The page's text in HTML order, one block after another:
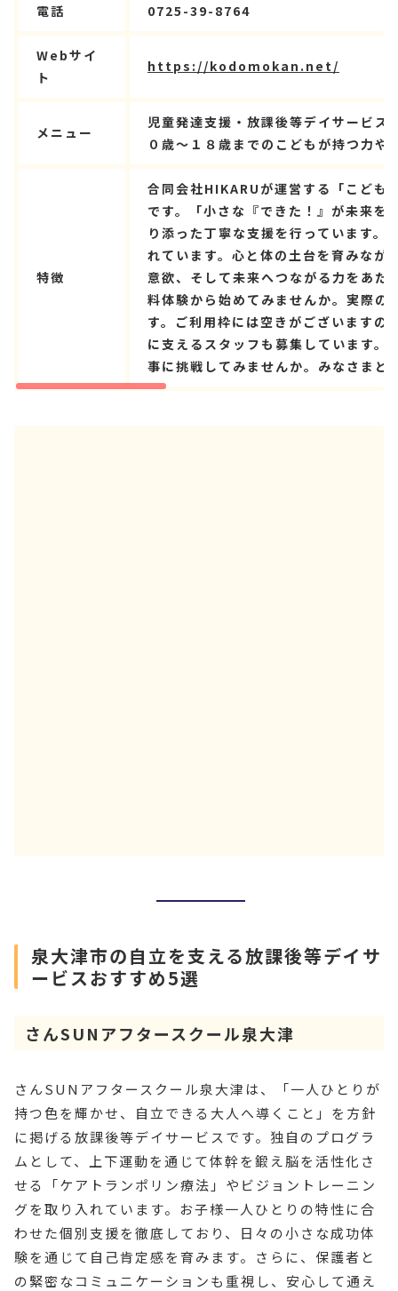
電話 0725-39-8764
Webサイ
ト
https://kodomokan.net/
メニュー
児童発達支援・放課後等デイサービス
０歳～１８歳までのこどもが持つ力
特徴
合同会社HIKARUが運営する「こども
です。「小さな『できた！』が未来を
り添った丁寧な支援を行っています
れています。心と体の土台を育みなが
意欲、そして未来へつながる力をあ
料体験から始めてみませんか。実際の
す。ご利用枠には空きがございますの
に支えるスタッフも募集しています。
事に挑戦してみませんか。みなさまと
泉大津市の自立を支える放課後等デイサ
ービスおすすめ5選
さんSUNアフタースクール泉大津
さんSUNアフタースクール泉大津は、「一人ひとりが
持つ色を輝かせ、自立できる大人へ導くこと」を方針
に掲げる放課後等デイサービスです。独自のプログラ
ムとして、上下運動を通じて体幹を鍛え脳を活性化さ
せる「ケアトランポリン療法」やビジョントレーニン
グを取り入れています。お子様一人ひとりの特性に合
わせた個別支援を徹底しており、日々の小さな成功体
験を通じて自己肯定感を育みます。さらに、保護者と
の緊密なコミュニケーションも重視し、安心して通え